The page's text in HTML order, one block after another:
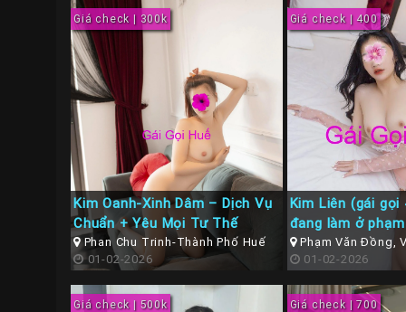
Giá check | 300k
Kim Oanh-Xinh Dâm – Dịch Vụ
Chuẩn + Yêu Mọi Tư Thế
Phan Chu Trinh-Thành Phố Huế
01-02-2026
Giá check | 400
Kim Liên (gái gọi
đang làm ở
vỹ dạ TP Huế
Phạm Văn Đồng,
Thừa Thiên Huế
01-02-2026
Giá check | 500k
Giá check | 700